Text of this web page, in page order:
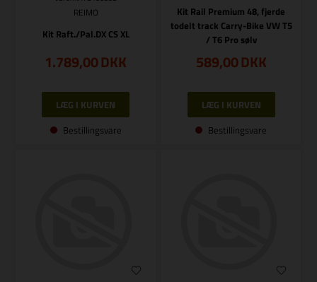
REIMO
Kit Raft./Pal.DX CS XL
1.789,00DKK
Bestillingsvare
Kit Rail Premium 48, fjerde
todelt track Carry-Bike VW T5
/ T6 Pro sølv
589,00DKK
Bestillingsvare